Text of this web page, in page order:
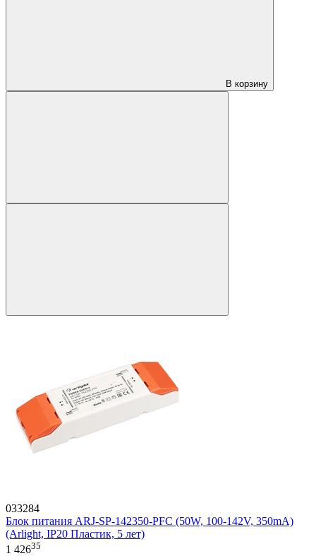
В корзину
033284
Блок питания ARJ-SP-142350-PFC (50W, 100-142V, 350mA)
(Arlight, IP20 Пластик, 5 лет)
1 42635